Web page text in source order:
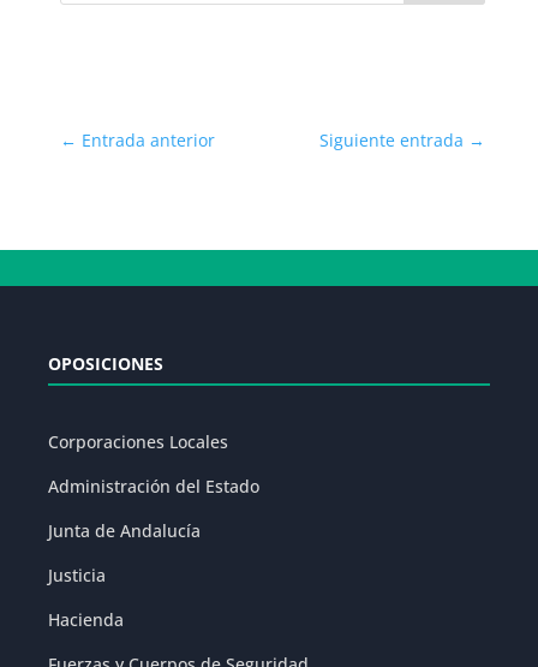
← Entrada anterior Siguiente entrada →
OPOSICIONES
Corporaciones Locales
Administración del Estado
Junta de Andalucía
Justicia
Hacienda